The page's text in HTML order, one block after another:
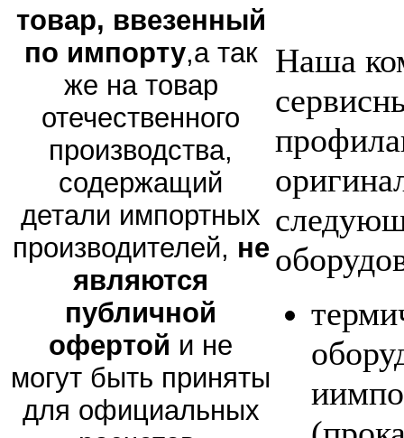
товар, ввезенный
по импорту,а так
же на товар
отечественного
производства,
содержащий
детали импортных
производителей, не
являются
публичной
офертой и не
могут быть приняты
для официальных
Наша